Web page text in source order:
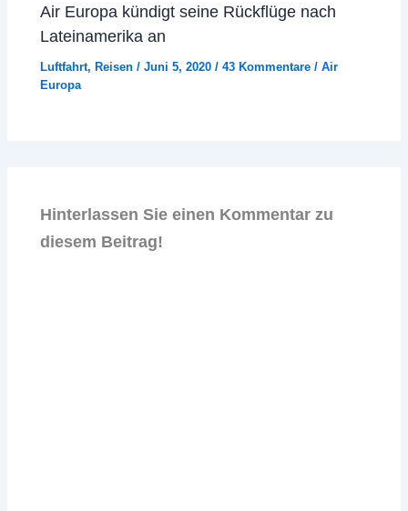
Air Europa kündigt seine Rückflüge nach
Lateinamerika an
Luftfahrt, Reisen /Juni 5, 2020/43 Kommentare /Air
Europa
Hinterlassen Sie einen Kommentar zu
diesem Beitrag!